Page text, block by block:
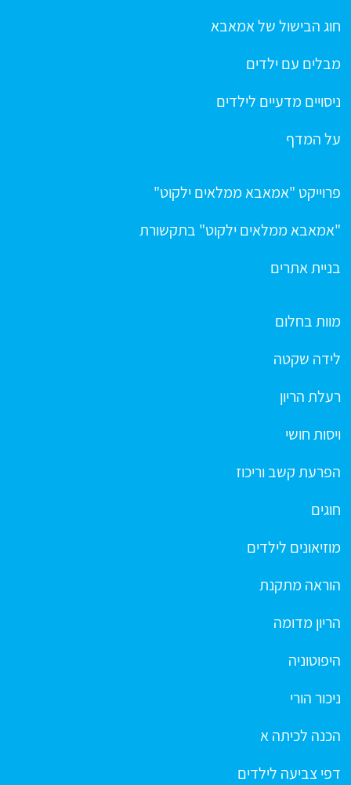
חוג הבישול של אמאבא
מבלים עם ילדים
ניסויים מדעיים לילדים
על המדף
פרוייקט "אמאבא ממלאים ילקוט"
"אמאבא ממלאים ילקוט" בתקשורת
בניית אתרים
מוות בחלום
לידה שקטה
רעלת הריון
ויסות חושי
הפרעת קשב וריכוז
חוגים
מוזיאונים לילדים
הוראה מתקנת
הריון מדומה
היפוטוניה
ניכור הורי
הכנה לכיתה א
דפי צביעה לילדים